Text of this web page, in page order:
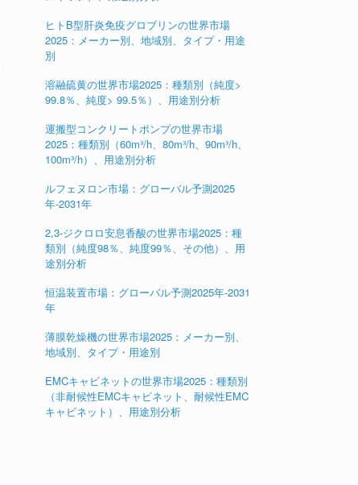
ヒトB型肝炎免疫グロブリンの世界市場
2025：メーカー別、地域別、タイプ・用途
別
溶融硫黄の世界市場2025：種類別（純度>
99.8％、純度> 99.5％）、用途別分析
運搬型コンクリートポンプの世界市場
2025：種類別（60m³/h、80m³/h、90m³/h、
100m³/h）、用途別分析
ルフェヌロン市場：グローバル予測2025
年-2031年
2,3-ジクロロ安息香酸の世界市場2025：種
類別（純度98％、純度99％、その他）、用
途別分析
恒温装置市場：グローバル予測2025年-2031
年
薄膜乾燥機の世界市場2025：メーカー別、
地域別、タイプ・用途別
EMCキャビネットの世界市場2025：種類別
（非耐候性EMCキャビネット、耐候性EMC
キャビネット）、用途別分析